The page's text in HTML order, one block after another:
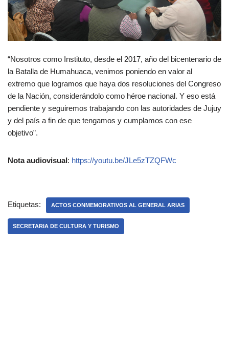
“Nosotros como Instituto, desde el 2017, año del bicentenario de
la Batalla de Humahuaca, venimos poniendo en valor al
extremo que logramos que haya dos resoluciones del Congreso
de la Nación, considerándolo como héroe nacional. Y eso está
pendiente y seguiremos trabajando con las autoridades de Jujuy
y del país a fin de que tengamos y cumplamos con ese
objetivo”.
Nota audiovisual: https://youtu.be/JLe5zTZQFWc
Etiquetas: ACTOS CONMEMORATIVOS AL GENERAL ARIAS
SECRETARIA DE CULTURA Y TURISMO